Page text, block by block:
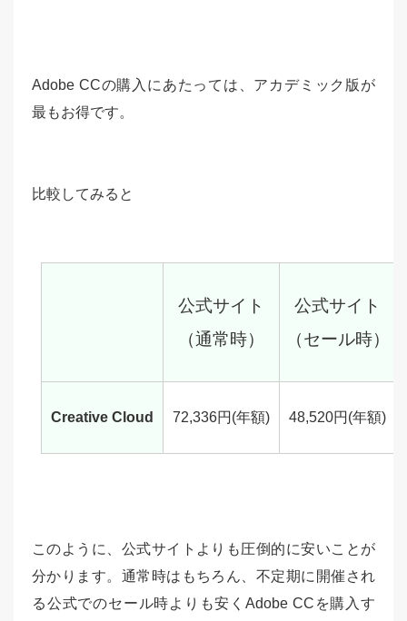
Adobe CCの購入にあたっては、アカデミック版が
最もお得です。
比較してみると
公式サイト
（通常時）
公式サイト
（セール時）
Creative Cloud 72,336円(年額) 48,520円(年額)
このように、公式サイトよりも圧倒的に安いことが
分かります。通常時はもちろん、不定期に開催され
る公式でのセール時よりも安くAdobe CCを購入す